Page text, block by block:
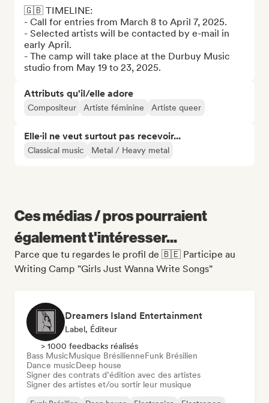
🇬🇧 TIMELINE:
- Call for entries from March 8 to April 7, 2025.
- Selected artists will be contacted by e-mail in
early April.
- The camp will take place at the Durbuy Music
studio from May 19 to 23, 2025.
Attributs qu'il/elle adore
Compositeur Artiste féminine Artiste queer
Elle·il ne veut surtout pas recevoir...
Classical music Metal / Heavy metal
Ces médias / pros pourraient
également t'intéresser...
Parce que tu regardes le profil de 🇧🇪 Participe au
Writing Camp "Girls Just Wanna Write Songs"
Dreamers Island Entertainment
Label, Éditeur
> 1000 feedbacks réalisés
Bass MusicMusique BrésilienneFunk Brésilien
Dance musicDeep house
Signer des contrats d’édition avec des artistes
Signer des artistes et/ou sortir leur musique